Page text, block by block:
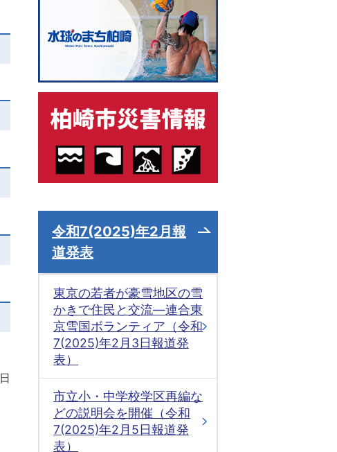
令和7(2025)年2月報
道発表
東京の若者が豪雪地区の雪
かきで住民と交流―連合東
京雪国ボランティア（令和
7(2025)年2月3日報道発
表）
市立小・中学校学区再編な
どの説明会を開催（令和
7(2025)年2月5日報道発
表）